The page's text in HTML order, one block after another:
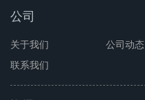
公司
关于我们 公司动态
联系我们